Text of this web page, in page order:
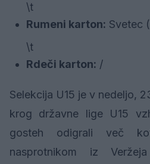
\t
Rumeni karton: Svetec
\t
Rdeči karton: /
Selekcija U15 je v nedeljo,
krog državne lige U15
gosteh odigrali več
nasprotnikom iz